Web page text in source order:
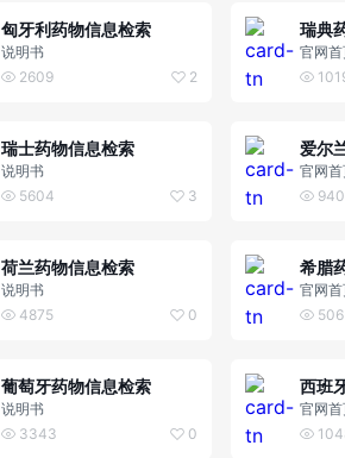
匈牙利药物信息检索
说明书
2609
2
瑞典
官网
瑞士药物信息检索
说明书
5604
3
爱尔
官网
940
荷兰药物信息检索
说明书
4875
0
希腊
官网
506
葡萄牙药物信息检索
说明书
3343
0
西班
官网